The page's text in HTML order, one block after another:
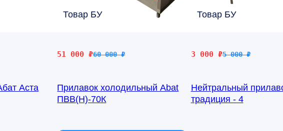
Аста
Товар БУ
60 000₽
Первоначальная
60
000 ₽.
51 000₽
Текущая
000 ₽.
Прилавок холодильный Abat
ПВВ(Н)-70К
Товар БУ
5 000₽
Первоначальная
5
000 ₽.
3 000 ₽
Текущая
000 ₽.
Нейтральный
традиция - 4